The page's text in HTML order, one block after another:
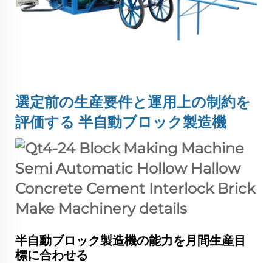
選定前の生産要件と運用上の制約を
評価する 半自動ブロック製造機
半自動ブロック製造機の能力を月間生産目
標に合わせる